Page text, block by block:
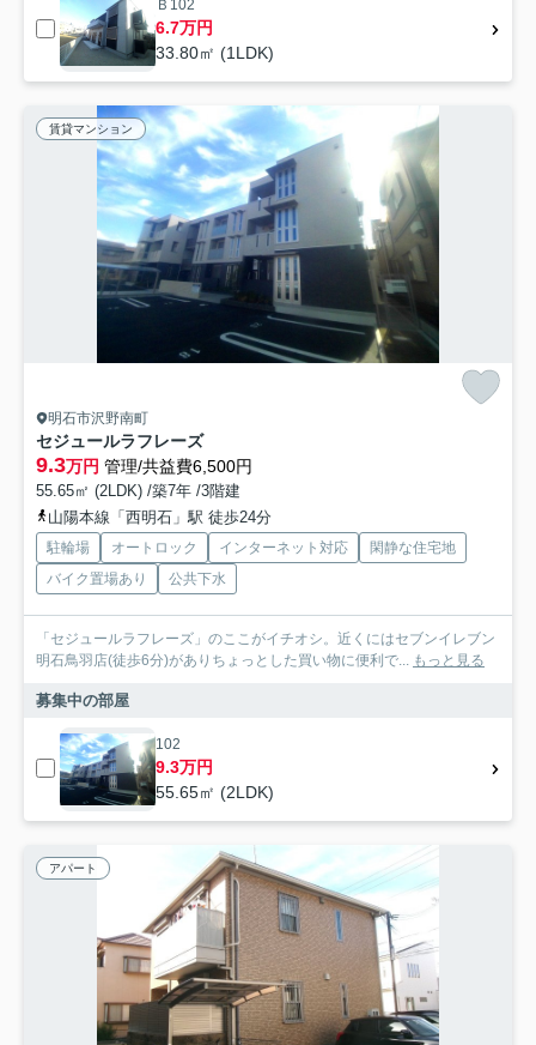
Ｂ102
6.7万円
33.80㎡ (1LDK)
賃貸マンション
明石市沢野南町
セジュールラフレーズ
9.3万円 管理/共益費6,500円
55.65㎡ (2LDK) /築7年 /3階建
山陽本線「西明石」駅 徒歩24分
駐輪場 オートロック インターネット対応
閑静な住宅地
バイク置場あり
公共下水
「セジュールラフレーズ」のここがイチオシ。近くにはセブンイレブン
明石鳥羽店(徒歩6分)がありちょっとした買い物に便利で...
もっと見る
募集中の部屋
102
9.3万円
55.65㎡ (2LDK)
アパート